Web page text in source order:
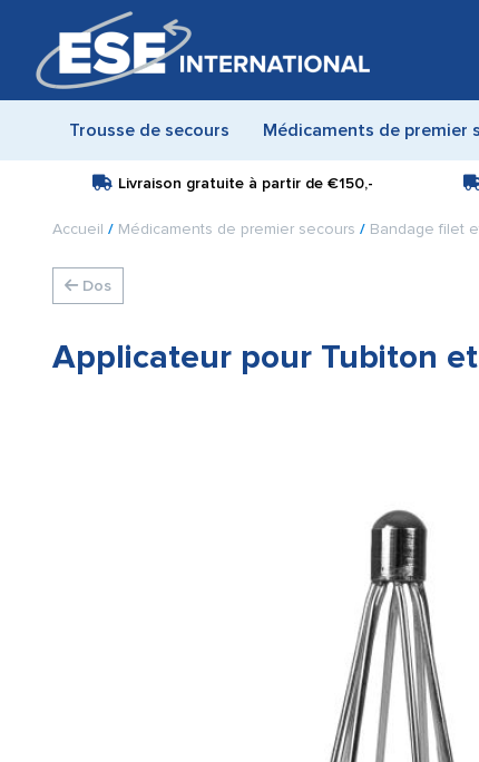
Trousse de secours Médicaments de premier
Livraison gratuite à partir de €150,-
Accueil / Médicaments de premier secours / Bandage filet
Dos
Applicateur pour Tubiton